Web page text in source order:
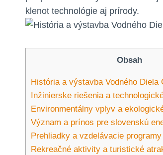
klenot technológie aj prírody.
Obsah
História a výstavba Vodného Diela
Inžinierske riešenia a
Environmentálny vplyv a
Význam a prínos pre slovenskú
Prehliadky a vzdelávacie
Rekreačné aktivity a turistické